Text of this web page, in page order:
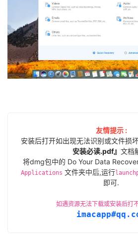
友情提示 :
安装后打开如出现无法识别或文件损
安装必读.pdf』 文档
将dmg包中的 Do Your Data
Applications 文件夹中后,运行
即可.
如遇资源无法下载或安装后打